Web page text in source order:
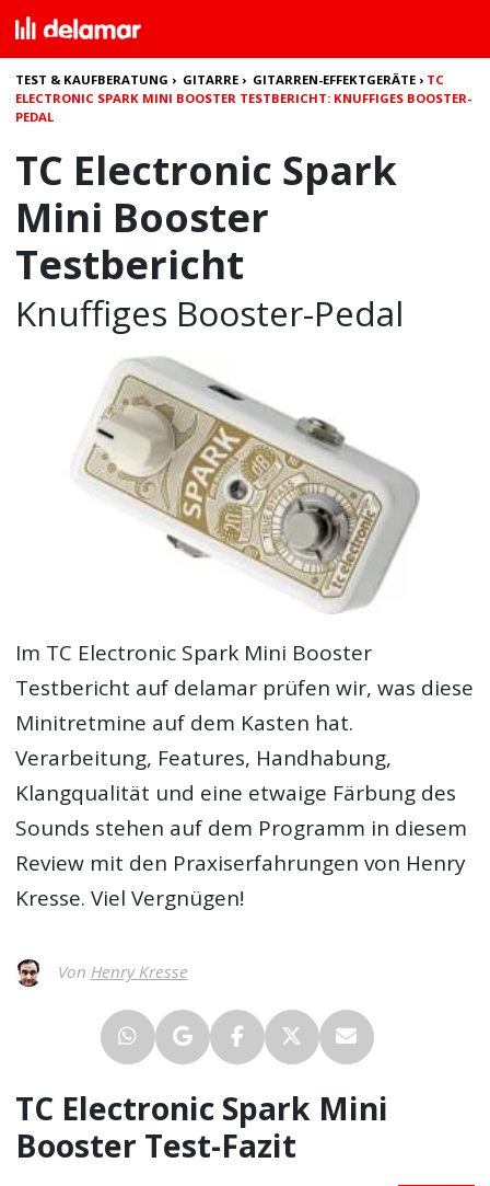
TEST & KAUFBERATUNG › GITARRE › GITARREN-EFFEKTGERÄTE › TC
ELECTRONIC SPARK MINI BOOSTER TESTBERICHT: KNUFFIGES BOOSTER-
PEDAL
TC Electronic Spark
Mini Booster
Testbericht
Knuffiges Booster-Pedal
Im TC Electronic Spark Mini Booster
Testbericht auf delamar prüfen wir, was diese
Minitretmine auf dem Kasten hat.
Verarbeitung, Features, Handhabung,
Klangqualität und eine etwaige Färbung des
Sounds stehen auf dem Programm in diesem
Review mit den Praxiserfahrungen von Henry
Kresse. Viel Vergnügen!
Von Henry Kresse
TC Electronic Spark Mini
Booster Test-Fazit